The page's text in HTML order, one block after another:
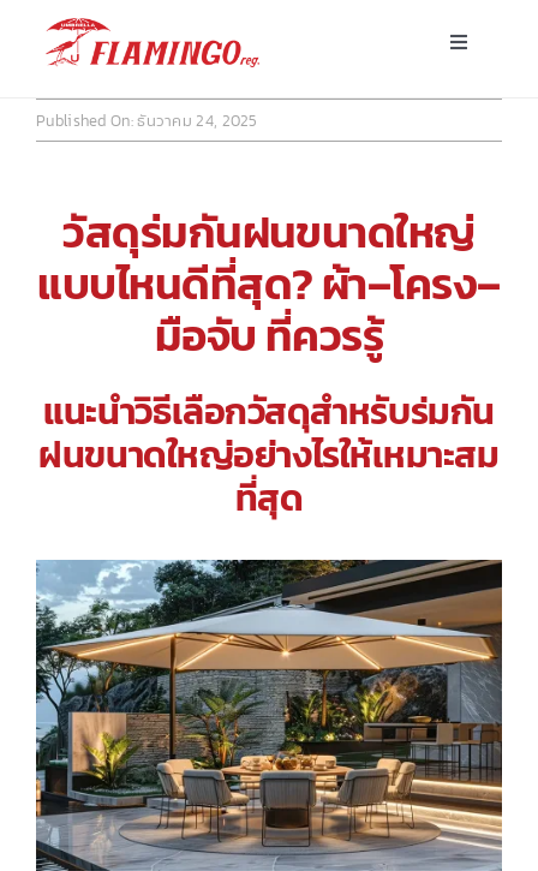
content
Toggle
หน้าแรก
ร่มโฆษณาสั่งผลิต
ขาตั้ง
เกี่ยวกับเรา
ติดต่อเรา
Published On: ธันวาคม 24, 2025
วัสดุร่มกันฝนขนาดใหญ่
แบบไหนดีที่สุด? ผ้า–โครง–
มือจับ ที่ควรรู้
แนะนำวิธีเลือกวัสดุสำหรับร่มกัน
ฝนขนาดใหญ่อย่างไรให้เหมาะสม
ที่สุด